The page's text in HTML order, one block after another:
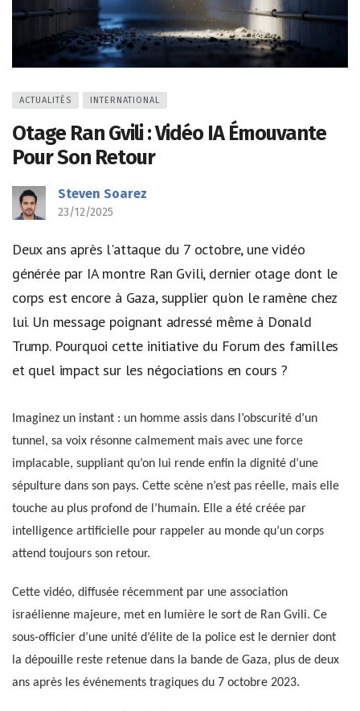
ACTUALITÉS INTERNATIONAL
Otage Ran Gvili : Vidéo IA Émouvante
Pour Son Retour
Steven Soarez
23/12/2025
Deux ans après l'attaque du 7 octobre, une vidéo
générée par IA montre Ran Gvili, dernier otage dont le
corps est encore à Gaza, supplier qu'on le ramène chez
lui. Un message poignant adressé même à Donald
Trump. Pourquoi cette initiative du Forum des familles
et quel impact sur les négociations en cours ?
Imaginez un instant : un homme assis dans l’obscurité d’un
tunnel, sa voix résonne calmement mais avec une force
implacable, suppliant qu’on lui rende enfin la dignité d’une
sépulture dans son pays. Cette scène n’est pas réelle, mais elle
touche au plus profond de l’humain. Elle a été créée par
intelligence artificielle pour rappeler au monde qu’un corps
attend toujours son retour.
Cette vidéo, diffusée récemment par une association
israélienne majeure, met en lumière le sort de Ran Gvili. Ce
sous-officier d’une unité d’élite de la police est le dernier dont
la dépouille reste retenue dans la bande de Gaza, plus de deux
ans après les événements tragiques du 7 octobre 2023.